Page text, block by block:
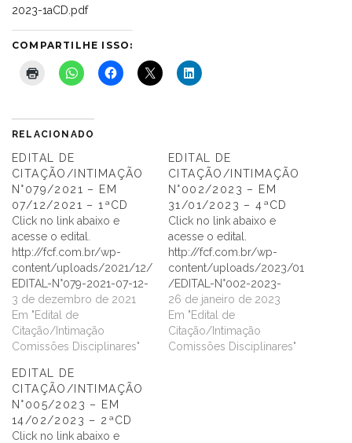
2023-1aCD.pdf
COMPARTILHE ISSO:
RELACIONADO
EDITAL DE
CITAÇÃO/INTIMAÇÃO
N°079/2021 – EM
07/12/2021 – 1ªCD
Click no link abaixo e
acesse o edital.
http://fcf.com.br/wp-
content/uploads/2021/12/
EDITAL-N°079-2021-07-12-
2021-1aCD-1.pdf
3 de dezembro de 2021
Em "Edital de
Citação/Intimação
Comissões Disciplinares"
EDITAL DE
CITAÇÃO/INTIMAÇÃO
N°002/2023 – EM
31/01/2023 – 4ªCD
Click no link abaixo e
acesse o edital.
http://fcf.com.br/wp-
content/uploads/2023/01
/EDITAL-N°002-2023-
4aCD.pdf
26 de janeiro de 2023
Em "Edital de
Citação/Intimação
Comissões Disciplinares"
EDITAL DE
CITAÇÃO/INTIMAÇÃO
N°005/2023 – EM
14/02/2023 – 2ªCD
Click no link abaixo e